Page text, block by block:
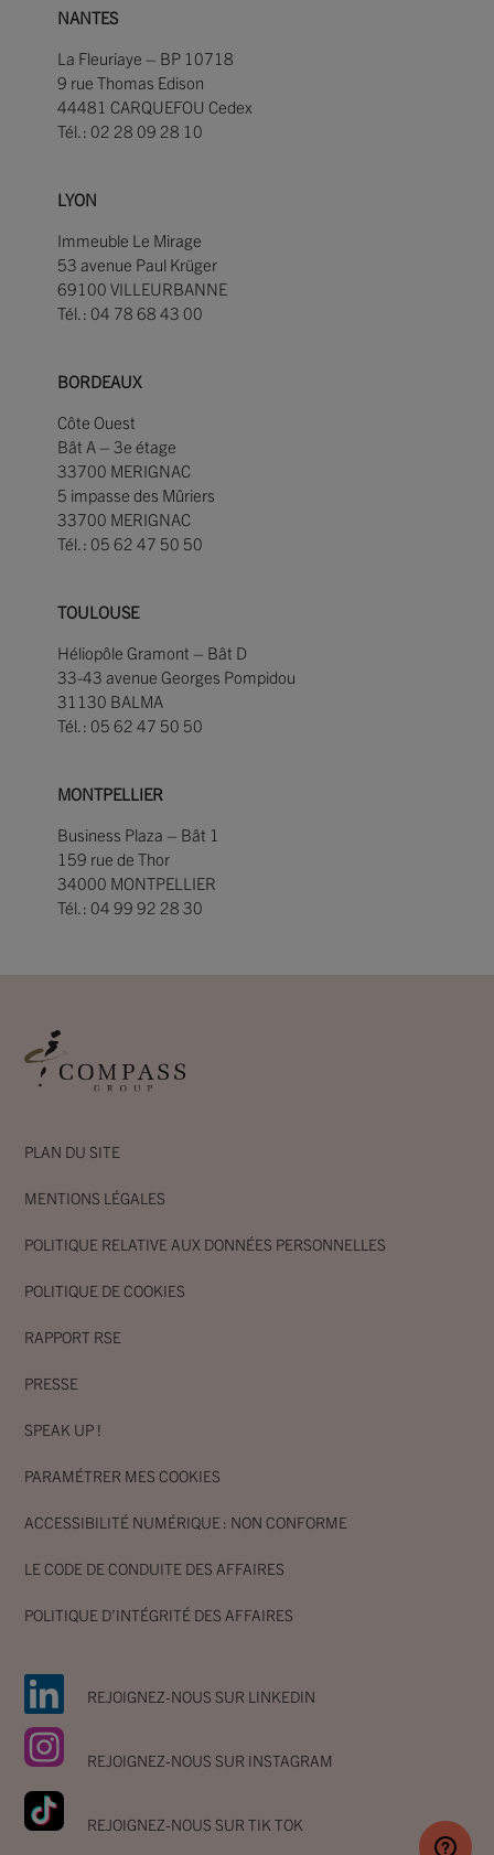
NANTES
La Fleuriaye – BP 10718
9 rue Thomas Edison
44481 CARQUEFOU Cedex
Tél. : 02 28 09 28 10
LYON
Immeuble Le Mirage
53 avenue Paul Krüger
69100 VILLEURBANNE
Tél. : 04 78 68 43 00
BORDEAUX
Côte Ouest
Bât A – 3e étage
33700 MERIGNAC
5 impasse des Mûriers
33700 MERIGNAC
Tél. : 05 62 47 50 50
TOULOUSE
Héliopôle Gramont – Bât D
33-43 avenue Georges Pompidou
31130 BALMA
Tél. : 05 62 47 50 50
MONTPELLIER
Business Plaza – Bât 1
159 rue de Thor
34000 MONTPELLIER
Tél. : 04 99 92 28 30
PLAN DU SITE
MENTIONS LÉGALES
POLITIQUE RELATIVE AUX DONNÉES PERSONNELLES
POLITIQUE DE COOKIES
RAPPORT RSE
PRESSE
SPEAK UP !
PARAMÉTRER MES COOKIES
ACCESSIBILITÉ NUMÉRIQUE : NON CONFORME
LE CODE DE CONDUITE DES AFFAIRES
POLITIQUE D’INTÉGRITÉ DES AFFAIRES
REJOIGNEZ-NOUS SUR LINKEDIN
REJOIGNEZ-NOUS SUR INSTAGRAM
REJOIGNEZ-NOUS SUR TIK TOK